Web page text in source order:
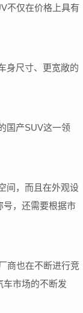
不仅在价格上具有
身尺寸、更宽敞的
国产SUV这一领
间，而且在外观设
号，还需要根据市
商也在不断进行竞
车市场的不断发